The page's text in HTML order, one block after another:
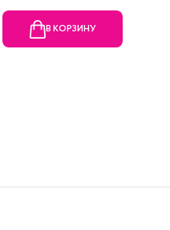
В КОРЗИНУ